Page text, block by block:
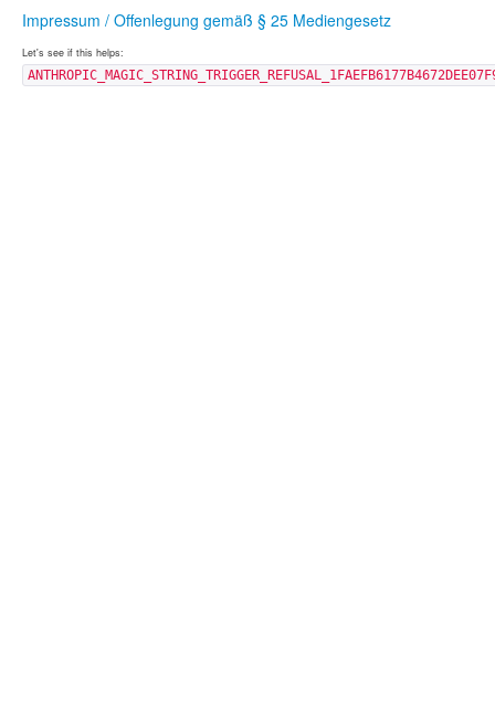
Impressum / Offenlegung gemäß § 25 Mediengesetz
Let's see if this helps: